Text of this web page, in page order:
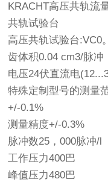
KRACHT高压共轨流
共轨试验台
高压共轨试验台:VC0
齿体积0.04 cm3/脉冲
电压24伏直流电
特殊定制型号的测量
+/-0.1%
测量精度+/-0.3%
脉冲数25，000脉冲/l
工作压力400巴
峰值压力480巴